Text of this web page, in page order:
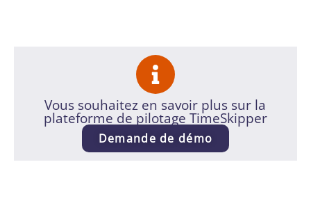
Vous souhaitez en savoir plus sur la
plateforme de pilotage TimeSkipper
Demande de démo